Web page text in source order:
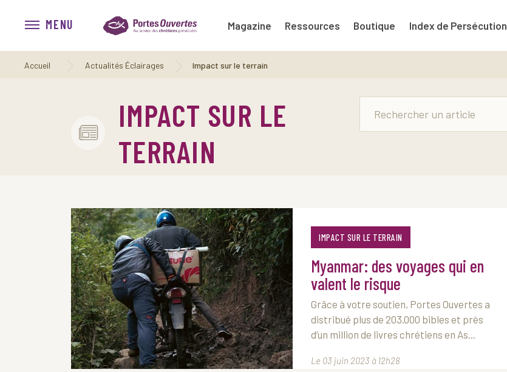
MENU Magazine Ressources Boutique Index de Persécution
Accueil Actualités Éclairages Impact sur le terrain
IMPACT SUR LE
TERRAIN
IMPACT SUR LE TERRAIN
Myanmar: des voyages qui en
valent le risque
Grâce à votre soutien, Portes Ouvertes a
distribué plus de 203.000 bibles et près
d’un million de livres chrétiens en As...
Le 03 juin 2023 à 12h28